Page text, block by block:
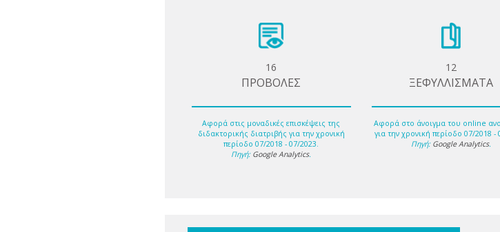
16
ΠΡΟΒΟΛΕΣ
Αφορά στις μοναδικές επισκέψεις της
διδακτορικής διατριβής για την χρονική
περίοδο 07/2018 - 07/2023.
Πηγή: Google Analytics.
12
ΞΕΦΥΛΛΙΣΜΑΤΑ
Αφορά στο άνοιγμα του online
για την χρονική περίοδο 07/2018 -
Πηγή: Google Analytics.